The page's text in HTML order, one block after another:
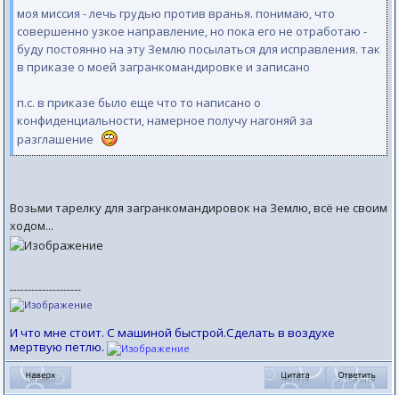
моя миссия - лечь грудью против вранья. понимаю, что
совершенно узкое направление, но пока его не отработаю -
буду постоянно на эту Землю посылаться для исправления. так
в приказе о моей загранкомандировке и записано
п.с. в приказе было еще что то написано о
конфиденциальности, намерное получу нагоняй за
разглашение
Возьми тарелку для загранкомандировок на Землю, всё не своим
ходом...
--------------------
И что мне стоит. С машиной быстрой.Сделать в воздухе
мертвую петлю.